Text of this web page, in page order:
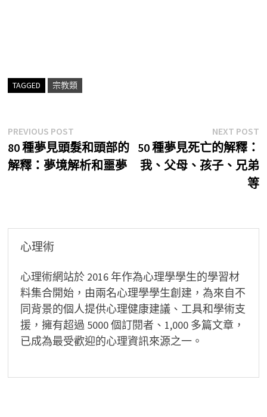
TAGGED 宗教類
文
章
導
PREVIOUS POSTPrevious
post:
80 種夢見頭髮和頭部的
解釋：夢境解析和噩夢
NEXT POST
50 種夢見死亡的解釋：
我、父母、孩子、兄弟
等
心理術
心理術網站於 2016 年作為心理學學生的學習材
料集合開始，由兩名心理學學生創建，為來自不
同背景的個人提供心理健康建議、工具和學術支
援，擁有超過 5000 個訂閱者、1,000 多篇文章，
已成為最受歡迎的心理資訊來源之一。